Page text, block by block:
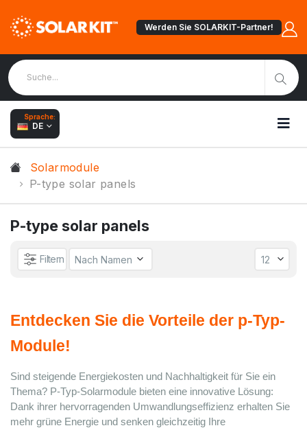
Werden Sie SOLARKIT-Partner!
Sprache:
DE
Solarmodule
P-type solar panels
P-type solar panels
Filtern
Entdecken Sie die Vorteile der p-Typ-
Module!
Sind steigende Energiekosten und Nachhaltigkeit für Sie ein
Thema? P-Typ-Solarmodule bieten eine innovative Lösung:
Dank ihrer hervorragenden Umwandlungseffizienz erhalten Sie
mehr grüne Energie und senken gleichzeitig Ihre